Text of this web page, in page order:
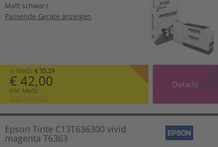
Matt schwarz
Passende Geräte anzeigen
o. MwSt. € 35,29
€ 42,00
inkl. MwSt.
zzgl. Versand
Details
Epson Tinte C13T636300 vivid
magenta T6363